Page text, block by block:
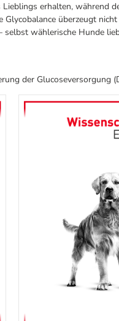
erhalten, während
überzeugt
wählerische Hunde
der Glucoseversorgung